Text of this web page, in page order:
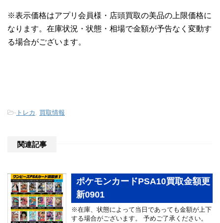
※表示価格はアプリ会員様・店頭買取の美品の上限価格に
なります。在庫状況・状態・相場で金額が予告なく変動す
る場合がございます。
- トレカ , 買取情報
関連記事
ポケモンカードPSA10買取金額更
新0901
※在庫、状態によって当日であっても金額が上下
する場合がございます。 予めご了承ください。